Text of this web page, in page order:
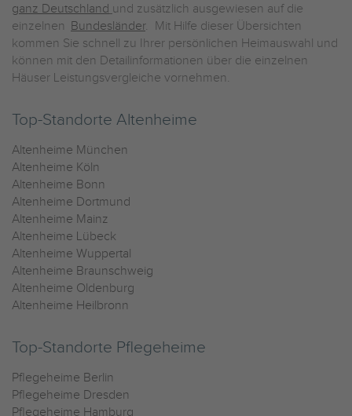
ganz Deutschland und zusätzlich ausgewiesen auf die
einzelnen Bundesländer. Mit Hilfe dieser Übersichten
kommen Sie schnell zu Ihrer persönlichen Heimauswahl und
können mit den Detailinformationen über die einzelnen
Häuser Leistungsvergleiche vornehmen.
Top-Standorte Altenheime
Altenheime München
Altenheime Köln
Altenheime Bonn
Altenheime Dortmund
Altenheime Mainz
Altenheime Lübeck
Altenheime Wuppertal
Altenheime Braunschweig
Altenheime Oldenburg
Altenheime Heilbronn
Top-Standorte Pflegeheime
Pflegeheime Berlin
Pflegeheime Dresden
Pflegeheime Hamburg